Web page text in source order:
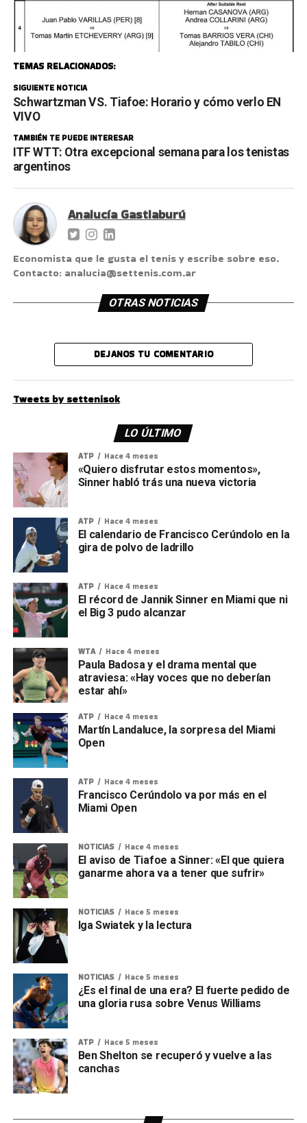
TEMAS RELACIONADOS:
SIGUIENTE NOTICIA
Schwartzman VS. Tiafoe: Horario y cómo verlo EN
VIVO
TAMBIÉN TE PUEDE INTERESAR
ITF WTT: Otra excepcional semana para los tenistas
argentinos
Analucía Gastiaburú
Economista que le gusta el tenis y escribe sobre eso.
Contacto: analucia@settenis.com.ar
OTRAS NOTICIAS
DEJANOS TU COMENTARIO
Tweets by settenisok
LO ÚLTIMO
ATP Hace 4 meses
«Quiero disfrutar estos momentos»,
Sinner habló trás una nueva victoria
ATP Hace 4 meses
El calendario de Francisco Cerúndolo en la
gira de polvo de ladrillo
ATP Hace 4 meses
El récord de Jannik Sinner en Miami que ni
el Big 3 pudo alcanzar
WTA Hace 4 meses
Paula Badosa y el drama mental que
atraviesa: «Hay voces que no deberían
estar ahí»
ATP Hace 4 meses
Martín Landaluce, la sorpresa del Miami
Open
ATP Hace 4 meses
Francisco Cerúndolo va por más en el
Miami Open
NOTICIAS Hace 4 meses
El aviso de Tiafoe a Sinner: «El que quiera
ganarme ahora va a tener que sufrir»
NOTICIAS Hace 5 meses
Iga Swiatek y la lectura
NOTICIAS Hace 5 meses
¿Es el final de una era? El fuerte pedido de
una gloria rusa sobre Venus Williams
ATP Hace 5 meses
Ben Shelton se recuperó y vuelve a las
canchas